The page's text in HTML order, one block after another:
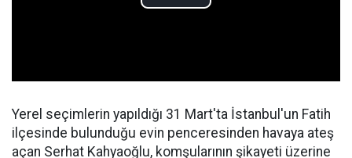
Yerel seçimlerin yapıldığı 31 Mart'ta İstanbul'un Fatih
ilçesinde bulunduğu evin penceresinden havaya ateş
açan Serhat Kahyaoğlu, komşularının şikayeti üzerine